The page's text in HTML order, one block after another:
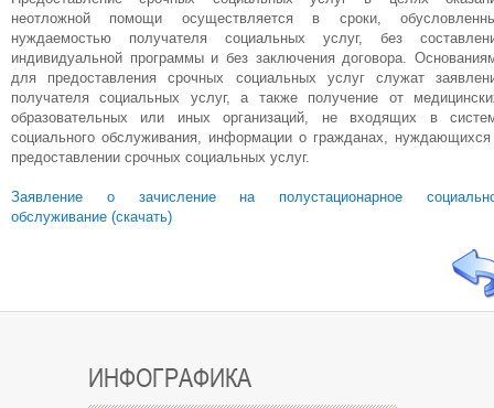
неотложной помощи осуществляется в сроки,
нуждаемостью получателя социальных услуг, без
индивидуальной программы и без заключения договора.
для предоставления срочных социальных услуг служат
получателя социальных услуг, а также получение от
образовательных или иных организаций, не входящих в
социального обслуживания, информации о гражданах,
предоставлении срочных социальных услуг.
Заявление о зачисление на полустационарное
обслуживание (скачать)
ИНФОГРАФИКА